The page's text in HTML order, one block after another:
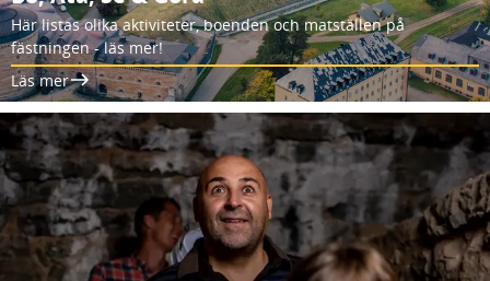
Här listas olika aktiviteter, boenden och matställen på
fästningen - läs mer!
Läs mer